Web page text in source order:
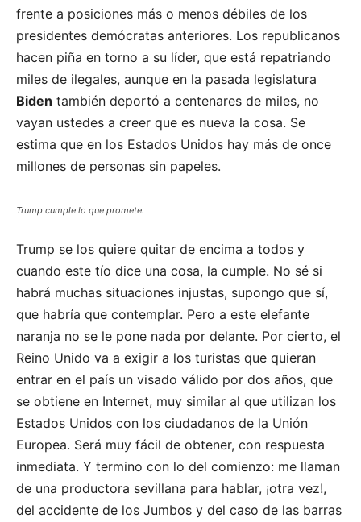
frente a posiciones más o menos débiles de los
presidentes demócratas anteriores. Los republicanos
hacen piña en torno a su líder, que está repatriando
miles de ilegales, aunque en la pasada legislatura
Biden también deportó a centenares de miles, no
vayan ustedes a creer que es nueva la cosa. Se
estima que en los Estados Unidos hay más de once
millones de personas sin papeles.
Trump cumple lo que promete.
Trump se los quiere quitar de encima a todos y
cuando este tío dice una cosa, la cumple. No sé si
habrá muchas situaciones injustas, supongo que sí,
que habría que contemplar. Pero a este elefante
naranja no se le pone nada por delante. Por cierto, el
Reino Unido va a exigir a los turistas que quieran
entrar en el país un visado válido por dos años, que
se obtiene en Internet, muy similar al que utilizan los
Estados Unidos con los ciudadanos de la Unión
Europea. Será muy fácil de obtener, con respuesta
inmediata. Y termino con lo del comienzo: me llaman
de una productora sevillana para hablar, ¡otra vez!,
del accidente de los Jumbos y del caso de las barras